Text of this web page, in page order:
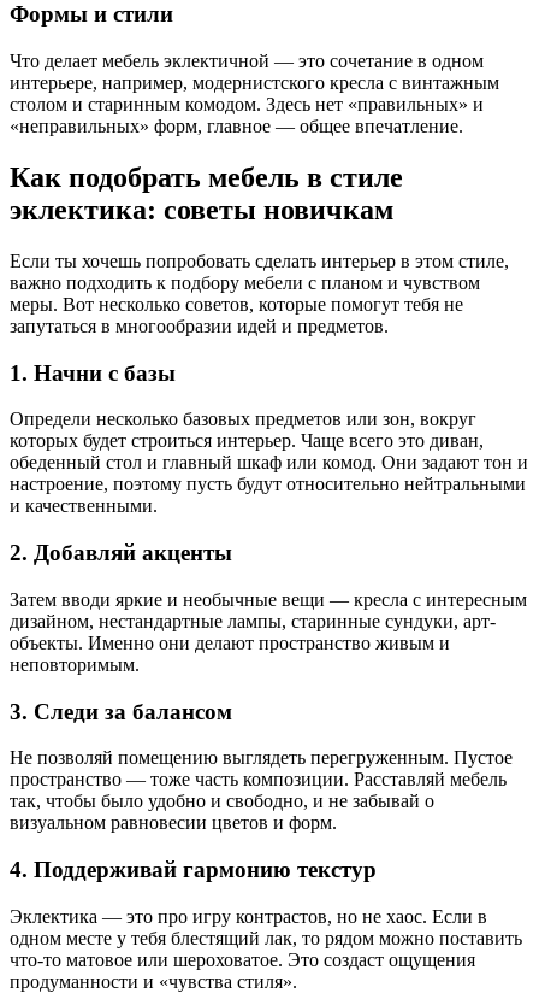
Формы и стили
Что делает мебель эклектичной — это сочетание в одном
интерьере, например, модернистского кресла с винтажным
столом и старинным комодом. Здесь нет «правильных» и
«неправильных» форм, главное — общее впечатление.
Как подобрать мебель в стиле
эклектика: советы новичкам
Если ты хочешь попробовать сделать интерьер в этом стиле,
важно подходить к подбору мебели с планом и чувством
меры. Вот несколько советов, которые помогут тебя не
запутаться в многообразии идей и предметов.
1. Начни с базы
Определи несколько базовых предметов или зон, вокруг
которых будет строиться интерьер. Чаще всего это диван,
обеденный стол и главный шкаф или комод. Они задают тон и
настроение, поэтому пусть будут относительно нейтральными
и качественными.
2. Добавляй акценты
Затем вводи яркие и необычные вещи — кресла с интересным
дизайном, нестандартные лампы, старинные сундуки, арт-
объекты. Именно они делают пространство живым и
неповторимым.
3. Следи за балансом
Не позволяй помещению выглядеть перегруженным. Пустое
пространство — тоже часть композиции. Расставляй мебель
так, чтобы было удобно и свободно, и не забывай о
визуальном равновесии цветов и форм.
4. Поддерживай гармонию текстур
Эклектика — это про игру контрастов, но не хаос. Если в
одном месте у тебя блестящий лак, то рядом можно поставить
что-то матовое или шероховатое. Это создаст ощущения
продуманности и «чувства стиля».